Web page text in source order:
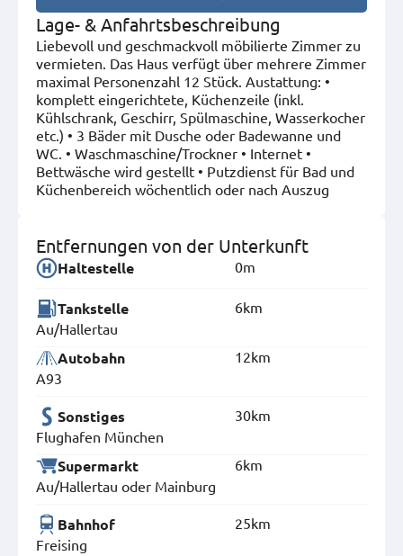
Lage- & Anfahrtsbeschreibung
Liebevoll und geschmackvoll möbilierte Zimmer zu
vermieten. Das Haus verfügt über mehrere Zimmer
maximal Personenzahl 12 Stück. Austattung: •
komplett eingerichtete, Küchenzeile (inkl.
Kühlschrank, Geschirr, Spülmaschine, Wasserkocher
etc.) • 3 Bäder mit Dusche oder Badewanne und
WC. • Waschmaschine/Trockner • Internet •
Bettwäsche wird gestellt • Putzdienst für Bad und
Küchenbereich wöchentlich oder nach Auszug
Entfernungen von der Unterkunft
Haltestelle 0m
Tankstelle
Au/Hallertau
6km
Autobahn
A93
12km
Sonstiges
Flughafen München
30km
Supermarkt
Au/Hallertau oder Mainburg
6km
Bahnhof
Freising
25km